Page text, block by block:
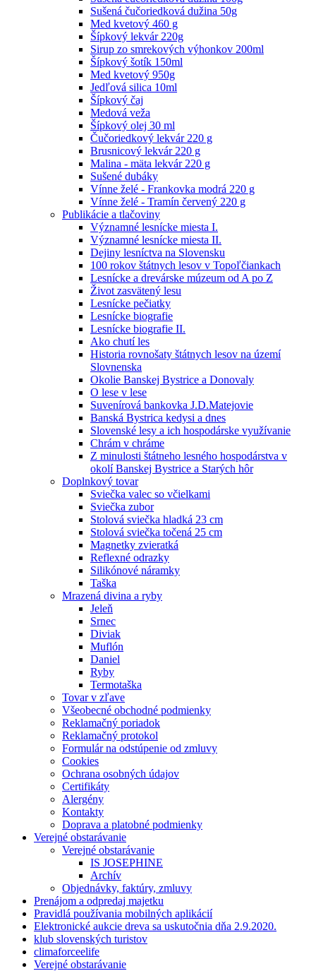
Sušená čučoriedková dužina 50g
Med kvetový 460 g
Šípkový lekvár 220g
Sirup zo smrekových výhonkov 200ml
Šípkový šotík 150ml
Med kvetový 950g
Jedľová silica 10ml
Šípkový čaj
Medová veža
Šípkový olej 30 ml
Čučoriedkový lekvár 220 g
Brusnicový lekvár 220 g
Malina - mäta lekvár 220 g
Sušené dubáky
Vínne želé - Frankovka modrá 220 g
Vínne želé - Tramín červený 220 g
Publikácie a tlačoviny
Významné lesnícke miesta I.
Významné lesnícke miesta II.
Dejiny lesníctva na Slovensku
100 rokov štátnych lesov v Topoľčiankach
Lesnícke a drevárske múzeum od A po Z
Život zasvätený lesu
Lesnícke pečiatky
Lesnícke biografie
Lesnícke biografie II.
Ako chutí les
Historia rovnošaty štátnych lesov na území
Slovnenska
Okolie Banskej Bystrice a Donovaly
O lese v lese
Suvenírová bankovka J.D.Matejovie
Banská Bystrica kedysi a dnes
Slovenské lesy a ich hospodárske využívanie
Chrám v chráme
Z minulosti štátneho lesného hospodárstva v
okolí Banskej Bystrice a Starých hôr
Doplnkový tovar
Sviečka valec so včielkami
Sviečka zubor
Stolová sviečka hladká 23 cm
Stolová sviečka točená 25 cm
Magnetky zvieratká
Reflexné odrazky
Silikónové náramky
Taška
Mrazená divina a ryby
Jeleň
Srnec
Diviak
Muflón
Daniel
Ryby
Termotaška
Tovar v zľave
Všeobecné obchodné podmienky
Reklamačný poriadok
Reklamačný protokol
Formulár na odstúpenie od zmluvy
Cookies
Ochrana osobných údajov
Certifikáty
Alergény
Kontakty
Doprava a platobné podmienky
Verejné obstarávanie
Verejné obstarávanie
IS JOSEPHINE
Archív
Objednávky, faktúry, zmluvy
Prenájom a odpredaj majetku
Pravidlá používania mobilných aplikácií
Elektronické aukcie dreva sa uskutočnia dňa 2.9.2020.
klub slovenských turistov
climaforceelife
Verejné obstarávanie